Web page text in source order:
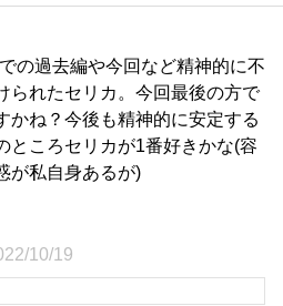
の過去編や今回など精神的に不
られたセリカ。今回最後の方で
かね？今後も精神的に安定する
ところセリカが1番好きかな(容
が私自身あるが)
10/19